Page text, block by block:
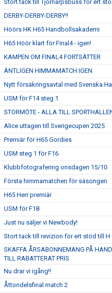
Stort tack till Tjörnarpsbuss för ert
DERBY-DERBY-DERBY!!
Höörs HK H65 Handbollsakademi
H65 Höör klart för Final4 - igen!
KAMPEN OM FINAL4 FORTSÄTTER
ÄNTLIGEN HIMMAMATCH IGEN
Nytt försäkringsavtal med Svenska
USM för F14 steg 1
STORMÖTE - ALLA TILL
Alice uttagen till Sverigecupen 2025
Premiär för H65 Gordies
USM steg 1 för F16
Klubbfotografering onsdagen 15/10
Första himmamatchen för säsongen
H65 Herr premiär
USM för F18
Just nu säljer vi Newbody!
Stort tack till revizion för ert stöd till H
SKAFFA ÅRSABONNEMANG PÅ
TILL RABATTERAT PRIS
Nu drar vi igång!!
Åttondelsfinal match 2